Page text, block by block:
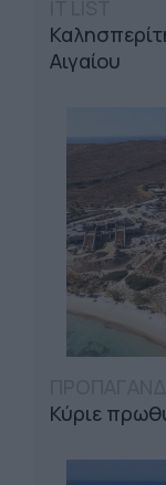
Αιγαίου
Κύριε